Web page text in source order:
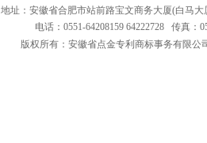
地址：安徽省合肥市站前路宝文商务大厦(白马
电话：0551-64208159 64222728 传真：
版权所有：安徽省点金专利商标事务有限公